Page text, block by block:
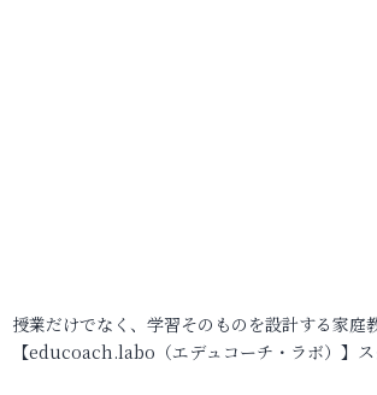
授業だけでなく、学習そのものを設計する家庭
【educoach.labo（エデュコーチ・ラボ）】